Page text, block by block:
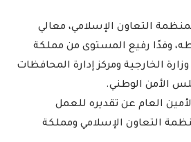
التعاون الإسلامي، معالي
وفدًا رفيع المستوى من مملكة
الخارجية ومركز إدارة المحافظات
الأمن الوطني.
العام عن تقديره للعمل
التعاون الإسلامي ومملكة